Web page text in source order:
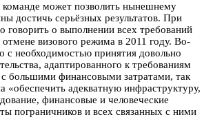
команде может позволить нынешнему
достичь серьёзных результатов. При
говорить о выполнении всех требований
визового режима в 2011 году. Во-
с необходимостью принятия довольно
адаптированного к требованиям
большими финансовыми затратами, так
«обеспечить адекватную инфраструктуру,
финансовые и человеческие
пограничников и всех связанных с ними